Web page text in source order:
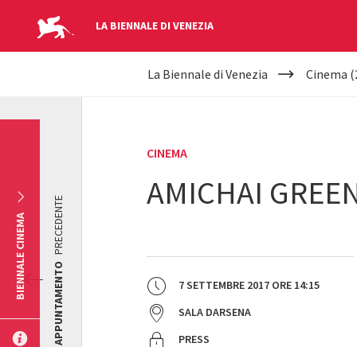
LA BIENNALE DI VENEZIA
YOUR
La Biennale di Venezia Cinema
CINEMA
AMICHAI
7 SETTEMBRE 2017 ORE 14:15
SALA DARSENA
PRESS
APPUNTAMENTO
PRECEDENTE
BIENNALE CINEMA